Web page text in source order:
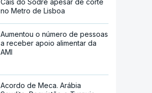
no Metro de Lisboa
Aumentou o número de pessoas
a receber apoio alimentar da
AMI
Acordo de Meca. Arábia